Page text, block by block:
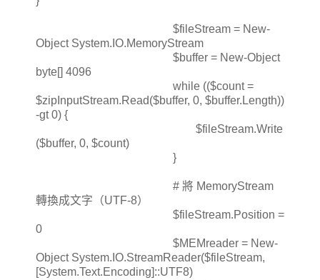
$fileStream = New-
Object System.IO.MemoryStream
$buffer = New-Object
byte[] 4096
while (($count =
$zipInputStream.Read($buffer, 0, $buffer.Length))
-gt 0) {
$fileStream.Write
($buffer, 0, $count)
}
# 將 MemoryStream
轉換成文字（UTF-8）
$fileStream.Position =
0
$MEMreader = New-
Object System.IO.StreamReader($fileStream,
[System.Text.Encoding]::UTF8)